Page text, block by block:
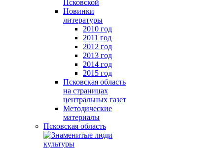
Псковской
Новинки
литературы
2010 год
2011 год
2012 год
2013 год
2014 год
2015 год
Псковская область
на страницах
центральных газет
Методические
материалы
Псковская область